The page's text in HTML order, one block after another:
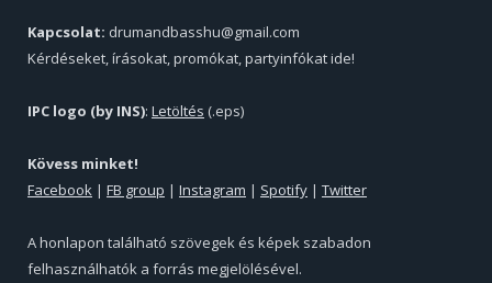
Kapcsolat: drumandbasshu@gmail.com
Kérdéseket, írásokat, promókat, partyinfókat ide!
IPC logo (by INS): Letöltés (.eps)
Kövess minket!
Facebook | FB group | Instagram | Spotify | Twitter
A honlapon található szövegek és képek szabadon
felhasználhatók a forrás megjelölésével.